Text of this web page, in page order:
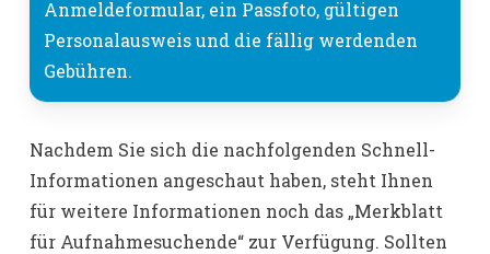
Anmeldeformular, ein Passfoto, gültigen
Personalausweis und die fällig werdenden
Gebühren.
Nachdem Sie sich die nachfolgenden Schnell-
Informationen angeschaut haben, steht Ihnen
für weitere Informationen noch das „Merkblatt
für Aufnahmesuchende“ zur Verfügung. Sollten